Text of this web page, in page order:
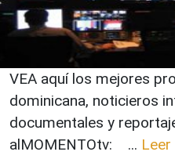
VEA aquí los mejores
dominicana, noticieros
documentales y
alMOMENTOtv: ...